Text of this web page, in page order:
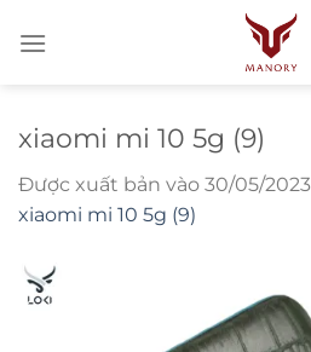
qua
xiaomi mi 10 5g (9)
Được xuất bản vào 30/05/2023
xiaomi mi 10 5g (9)